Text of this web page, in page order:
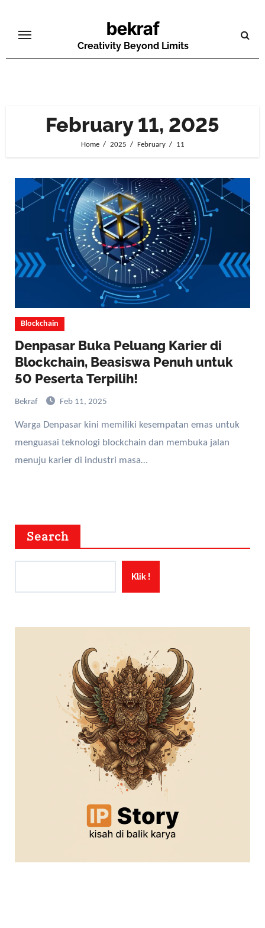
content
bekraf
Creativity Beyond Limits
February 11, 2025
Home 2025 February 11
Blockchain
Denpasar Buka Peluang Karier di
Blockchain, Beasiswa Penuh untuk
50 Peserta Terpilih!
Bekraf Feb 11, 2025
Warga Denpasar kini memiliki kesempatan emas untuk
menguasai teknologi blockchain dan membuka jalan
menuju karier di industri masa…
Search
Klik !